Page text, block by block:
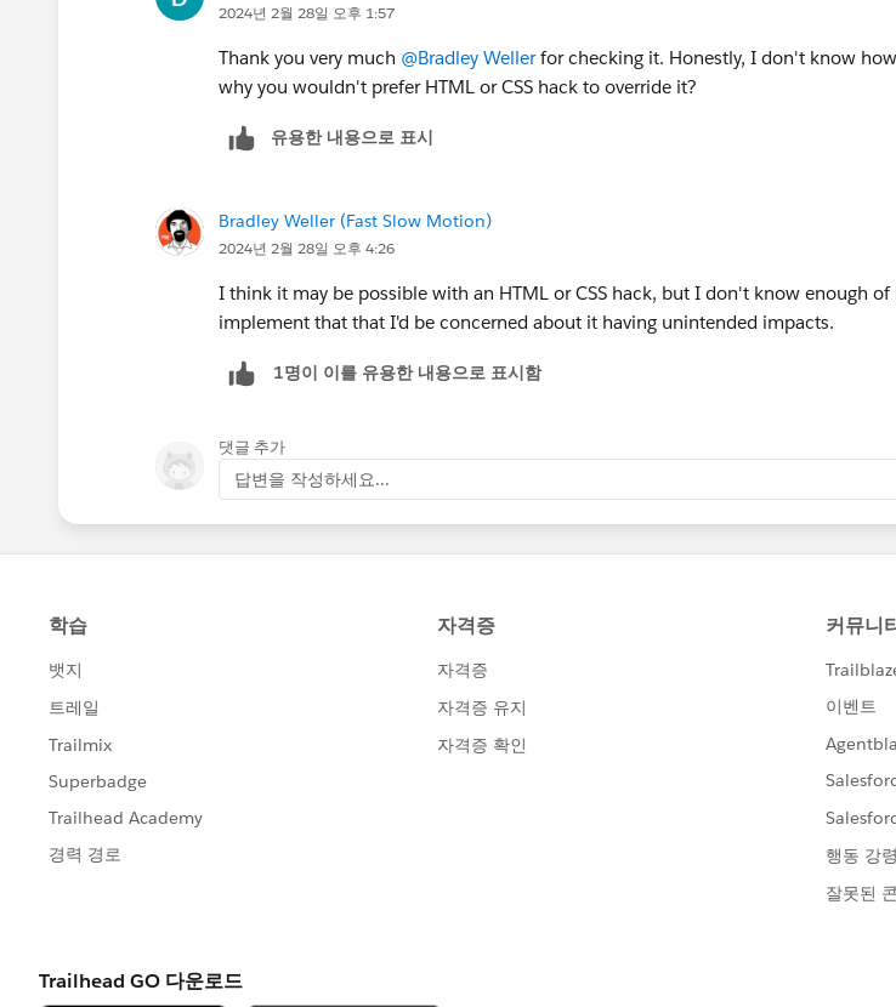
2024년 2월 28일 오후 1:57
Thank you very much @Bradley Wellerfor checking it. Honestly, I don't know
why you wouldn't prefer HTML or CSS hack to override it?
유용한 내용으로 표시
Bradley Weller (Fast Slow Motion)
2024년 2월 28일 오후 4:26
I think it may be possible with an HTML or CSS hack, but I don't know enough
implement that that I'd be concerned about it having unintended impacts.
1명이 이를 유용한 내용으로 표시함
댓글 추가
답변을 작성하세요...